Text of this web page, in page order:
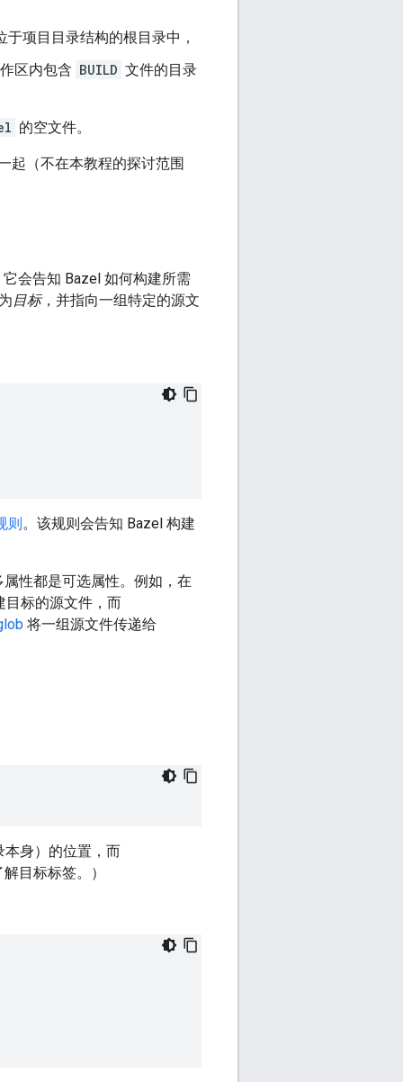
项目目录结构的根目录中，
区内包含 BUILD 文件的目录
的空文件。
起（不在本教程的探讨范围
它会告知 Bazel 如何构建所需
目标，并指向一组特定的源文
则。该规则会告知 Bazel 构建
性都是可选属性。例如，在
目标的源文件，而
将一组源文件传递给
本身）的位置，而
目标标签。）